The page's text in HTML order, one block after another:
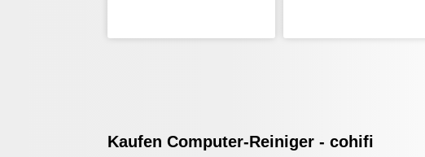
Kaufen Computer-Reiniger - cohifi